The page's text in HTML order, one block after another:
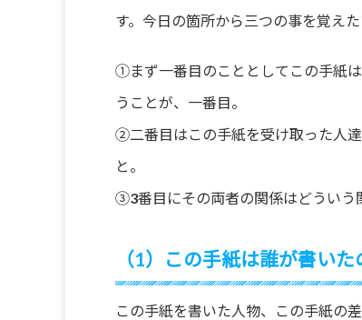
す。今日の箇所から三つの事を覚えた
①まず一番目のこととしてこの手紙
うことが、一番目。
②二番目はこの手紙を受け取った人
と。
③3番目にその両者の関係はどういう
（1）この手紙は誰が書いた
この手紙を書いた人物、この手紙の